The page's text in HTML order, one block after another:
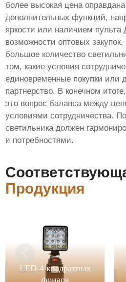
более высокая цена
дополнительных функций,
яркости или наличием пульта
возможности оптовых
большое количество
том, какие условия
единовременные покупки или
партнерство. В конечном
это вопрос баланса между
условиями сотрудничества.
светильника должен
и потребностями.
Продукция
LED-4 квадратных
фонаря